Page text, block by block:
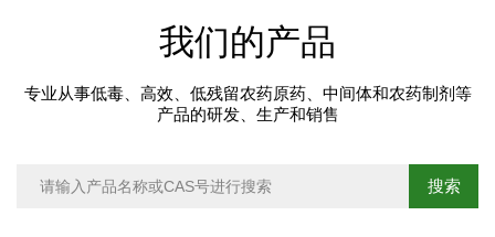
我们的产品
专业从事低毒、高效、低残留农药原药、中间体和农药制剂等
产品的研发、生产和销售